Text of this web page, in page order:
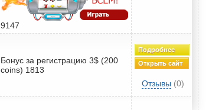
9147
Бонус за регистрацию 3$ (200
coins) 1813
Подробнее
Открыть сайт
Отзывы (0)